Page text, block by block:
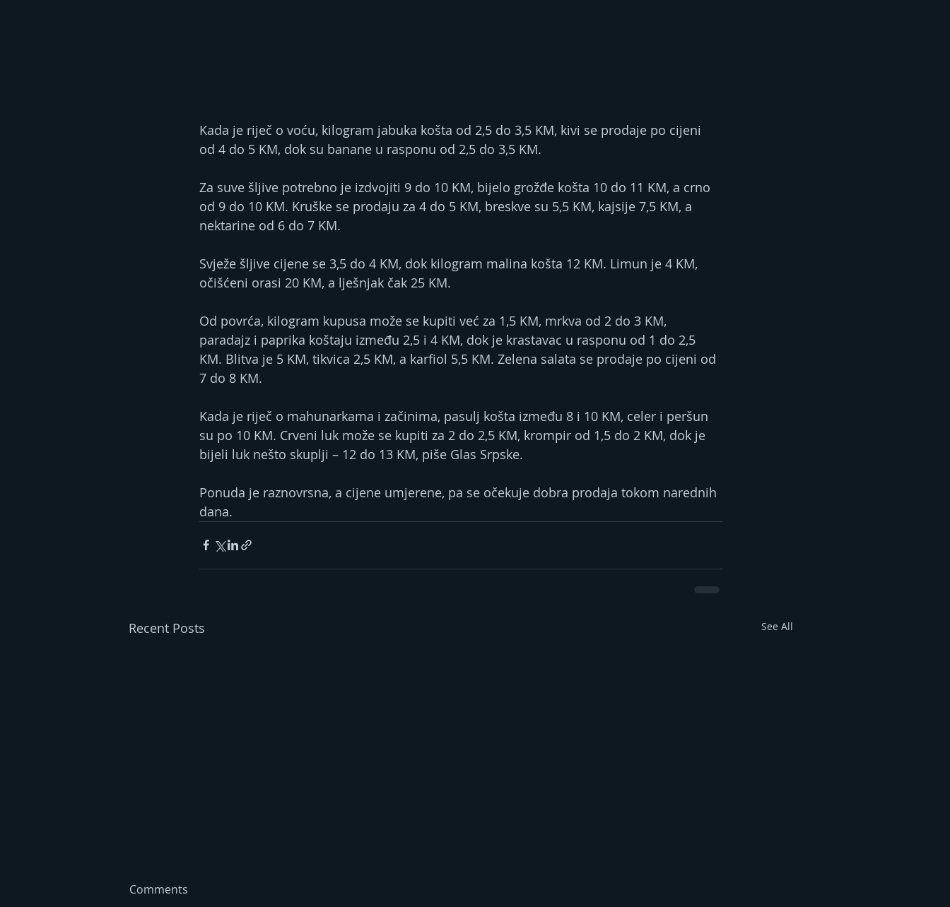
Kada je riječ o voću, kilogram jabuka košta od 2,5 do 3,5 KM, kivi se prodaje po cijeni
od 4 do 5 KM, dok su banane u rasponu od 2,5 do 3,5 KM.
Za suve šljive potrebno je izdvojiti 9 do 10 KM, bijelo grožđe košta 10 do 11 KM, a crno
od 9 do 10 KM. Kruške se prodaju za 4 do 5 KM, breskve su 5,5 KM, kajsije 7,5 KM, a
nektarine od 6 do 7 KM.
Svježe šljive cijene se 3,5 do 4 KM, dok kilogram malina košta 12 KM. Limun je 4 KM,
očišćeni orasi 20 KM, a lješnjak čak 25 KM.
Od povrća, kilogram kupusa može se kupiti već za 1,5 KM, mrkva od 2 do 3 KM,
paradajz i paprika koštaju između 2,5 i 4 KM, dok je krastavac u rasponu od 1 do 2,5
KM. Blitva je 5 KM, tikvica 2,5 KM, a karfiol 5,5 KM. Zelena salata se prodaje po cijeni od
7 do 8 KM.
Kada je riječ o mahunarkama i začinima, pasulj košta između 8 i 10 KM, celer i peršun
su po 10 KM. Crveni luk može se kupiti za 2 do 2,5 KM, krompir od 1,5 do 2 KM, dok je
bijeli luk nešto skuplji – 12 do 13 KM, piše Glas Srpske.
Ponuda je raznovrsna, a cijene umjerene, pa se očekuje dobra prodaja tokom narednih
dana.
Recent Posts See All
Comments